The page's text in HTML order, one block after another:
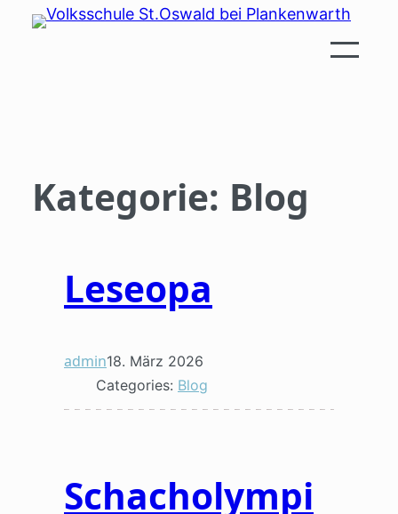
Kategorie: Blog
Leseopa
admin18. März 2026
Categories: Blog
Schacholympi